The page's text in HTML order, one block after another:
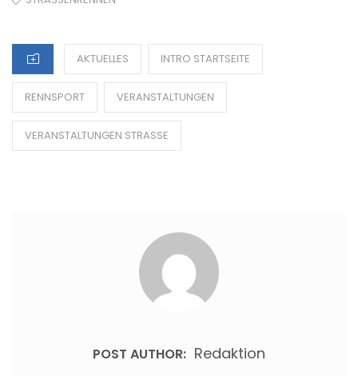
CATEGORIES
AKTUELLES INTRO STARTSEITE
RENNSPORT VERANSTALTUNGEN
VERANSTALTUNGEN STRASSE
POST AUTHOR: Redaktion